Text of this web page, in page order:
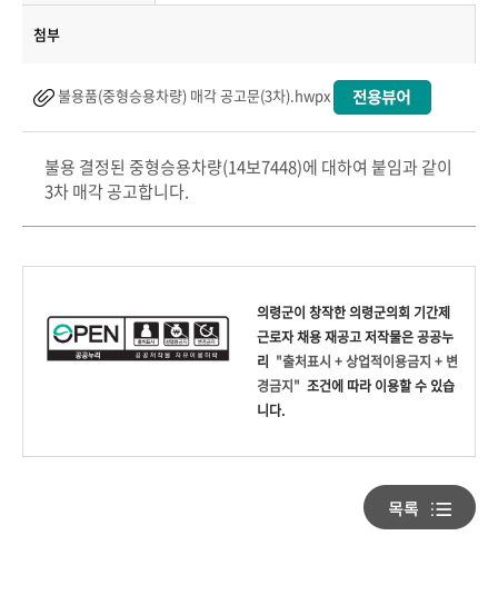
첨부
불용품(중형승용차량) 매각 공고문(3차).hwpx
불용 결정된 중형승용차량(14보7448)에 대하여 붙임과 같이
3차 매각 공고합니다.
의령군이 창작한의령군의회 기간제
근로자 채용 재공고저작물은 공공누
리 "출처표시 + 상업적이용금지 + 변
경금지" 조건에 따라 이용할 수 있습
니다.